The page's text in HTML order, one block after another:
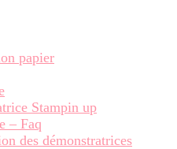
papier
Stampin up
– Faq
des démonstratrices